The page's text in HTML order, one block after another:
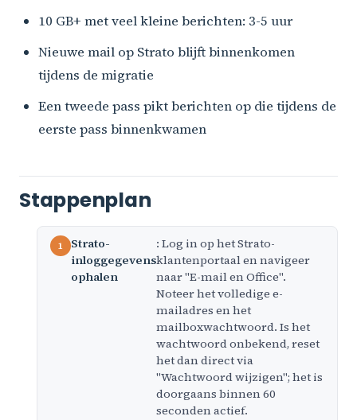
10 GB+ met veel kleine berichten: 3-5 uur
Nieuwe mail op Strato blijft binnenkomen
tijdens de migratie
Een tweede pass pikt berichten op die tijdens de
eerste pass binnenkwamen
Stappenplan
Strato-
inloggegevens
ophalen
: Log in op het Strato-
klantenportaal en navigeer
naar "E-mail en Office".
Noteer het volledige e-
mailadres en het
mailboxwachtwoord. Is het
wachtwoord onbekend, reset
het dan direct via
"Wachtwoord wijzigen"; het is
doorgaans binnen 60
seconden actief.